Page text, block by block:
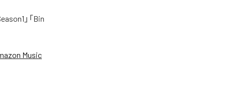
」「Bin
Music